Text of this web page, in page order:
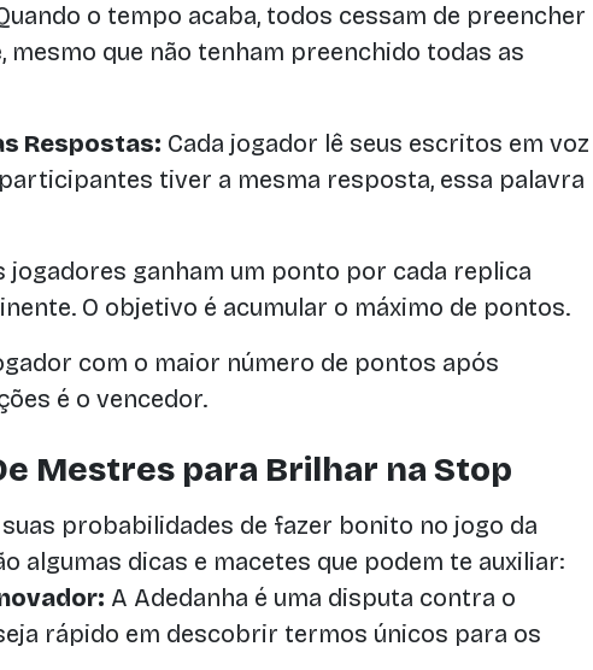
o tempo acaba, todos cessam de preencher
mesmo que não tenham preenchido todas as
Respostas: Cada jogador lê seus escritos em voz
tiver a mesma resposta, essa palavra
jogadores ganham um ponto por cada replica
O objetivo é acumular o máximo de pontos.
com o maior número de pontos após
é o vencedor.
Mestres para Brilhar na Stop
probabilidades de fazer bonito no jogo da
algumas dicas e macetes que podem te auxiliar:
A Adedanha é uma disputa contra o
rápido em descobrir termos únicos para os